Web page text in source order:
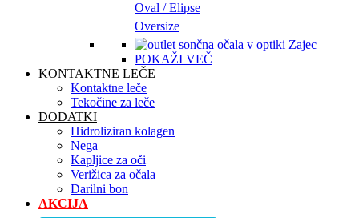
Oval / Elipse
Oversize
POKAŽI VEČ
KONTAKTNE LEČE
Kontaktne leče
Tekočine za leče
DODATKI
Hidroliziran kolagen
Nega
Kapljice za oči
Verižica za očala
Darilni bon
AKCIJA